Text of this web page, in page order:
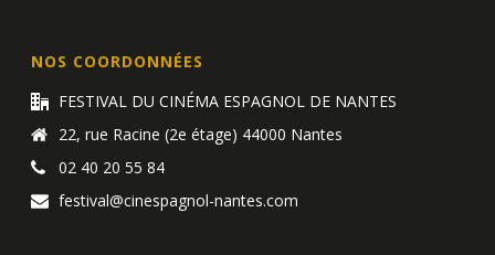
NOS COORDONNÉES
FESTIVAL DU CINÉMA ESPAGNOL DE NANTES
22, rue Racine (2e étage) 44000 Nantes
02 40 20 55 84
festival@cinespagnol-nantes.com